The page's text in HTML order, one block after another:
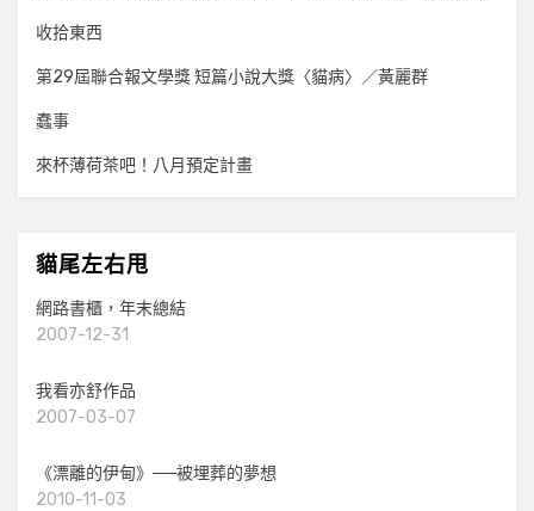
收拾東西
第29屆聯合報文學獎 短篇小說大獎〈貓病〉／黃麗群
蠢事
來杯薄荷茶吧！八月預定計畫
貓尾左右甩
網路書櫃，年末總結
2007-12-31
我看亦舒作品
2007-03-07
《漂離的伊甸》──被埋葬的夢想
2010-11-03